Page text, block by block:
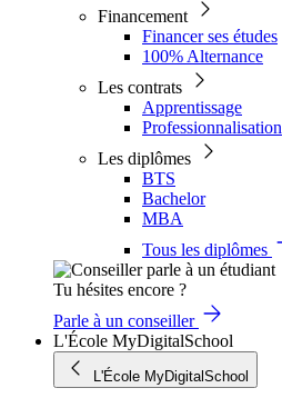
Financement
Financer ses études
100% Alternance
Les contrats
Apprentissage
Professionnalisation
Les diplômes
BTS
Bachelor
MBA
Tous les diplômes
Tu hésites encore ?
Parle à un conseiller
L'École MyDigitalSchool
L'École MyDigitalSchool